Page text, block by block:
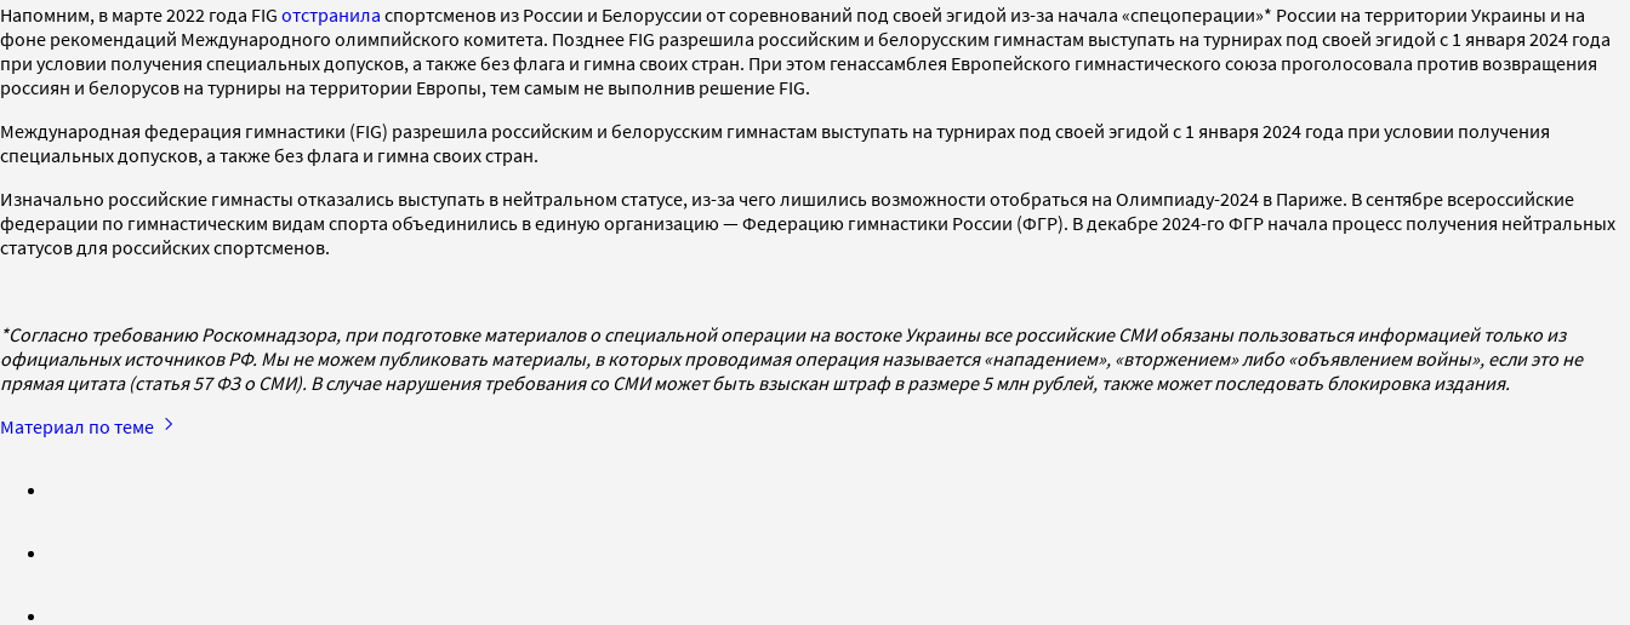
Напомним, в марте 2022 года FIG отстранила спортсменов из России и Белоруссии от соревнований под своей эгидой из-за начала «спецоперации»* России на территории Украины и на
фоне рекомендаций Международного олимпийского комитета. Позднее FIG разрешила российским и белорусским гимнастам выступать на турнирах под своей эгидой с 1 января 2024 года
при условии получения специальных допусков, а также без флага и гимна своих стран. При этом генассамблея Европейского гимнастического союза проголосовала против возвращения
россиян и белорусов на турниры на территории Европы, тем самым не выполнив решение FIG.
Международная федерация гимнастики (FIG) разрешила российским и белорусским гимнастам выступать на турнирах под своей эгидой с 1 января 2024 года при условии получения
специальных допусков, а также без флага и гимна своих стран.
Изначально российские гимнасты отказались выступать в нейтральном статусе, из-за чего лишились возможности отобраться на Олимпиаду-2024 в Париже. В сентябре всероссийские
федерации по гимнастическим видам спорта объединились в единую организацию — Федерацию гимнастики России (ФГР). В декабре 2024-го ФГР начала процесс получения нейтральных
статусов для российских спортсменов.
*Согласно требованию Роскомнадзора, при подготовке материалов о специальной операции на востоке Украины все российские СМИ обязаны пользоваться информацией только из
официальных источников РФ. Мы не можем публиковать материалы, в которых проводимая операция называется «нападением», «вторжением» либо «объявлением войны», если это не
прямая цитата (статья 57 ФЗ о СМИ). В случае нарушения требования со СМИ может быть взыскан штраф в размере 5 млн рублей, также может последовать блокировка издания.
Материал по теме